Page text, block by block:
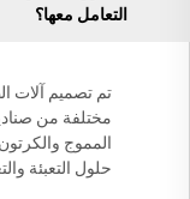
التعامل معها؟
تم تصميم آلات
مختلفة من
المموج
حلول التعبئة